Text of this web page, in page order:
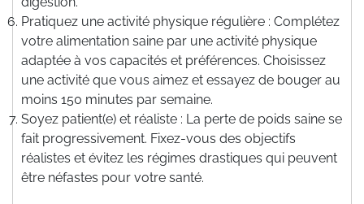
Pratiquez une activité physique régulière : Complétez
votre alimentation saine par une activité physique
adaptée à vos capacités et préférences. Choisissez
une activité que vous aimez et essayez de bouger au
moins 150 minutes par semaine.
Soyez patient(e) et réaliste : La perte de poids saine se
fait progressivement. Fixez-vous des objectifs
réalistes et évitez les régimes drastiques qui peuvent
être néfastes pour votre santé.